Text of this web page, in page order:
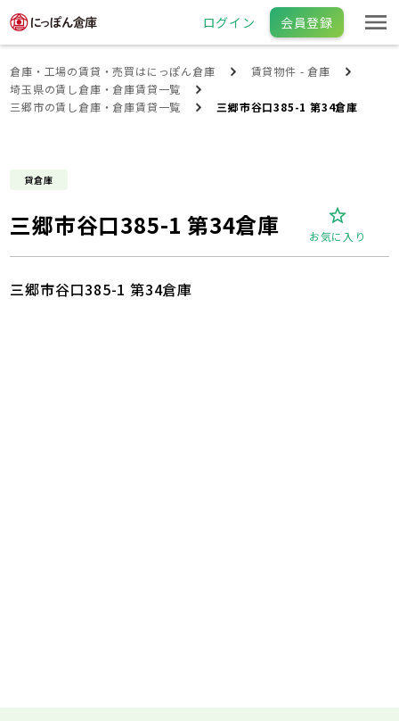
ログイン 会員登録
倉庫・工場の賃貸・売買はにっぽん倉庫
賃貸物件 - 倉庫
埼玉県の賃し倉庫・倉庫賃貸一覧
三郷市の賃し倉庫・倉庫賃貸一覧
三郷市谷口385-1 第34倉庫
貸倉庫
三郷市谷口385-1 第34倉庫 お気に入り
三郷市谷口385-1 第34倉庫